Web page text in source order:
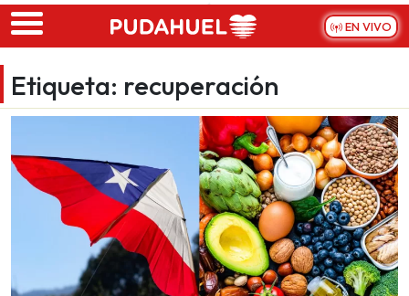
Skip to main content
EN VIVO
Etiqueta: recuperación